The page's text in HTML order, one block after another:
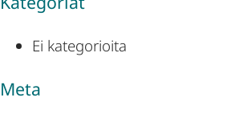
Ei kategorioita
Meta